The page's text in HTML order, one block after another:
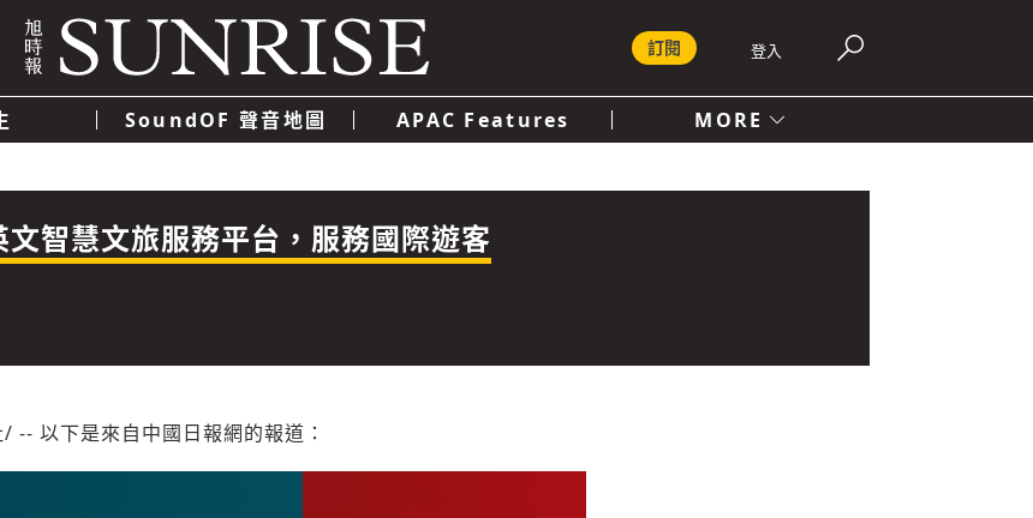
登入
訂閱
SoundOF 聲音地圖 APAC Features MORE
科技
智慧文旅服務平台，服務國際遊客
-- 以下是來自中國日報網的報道：